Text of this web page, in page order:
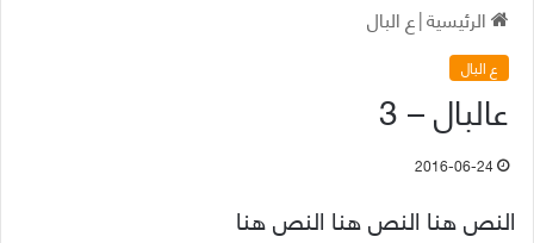
الرئيسية|ع البال
ع البال
عالبال – 3
2016-06-24
النص هنا النص هنا النص هنا